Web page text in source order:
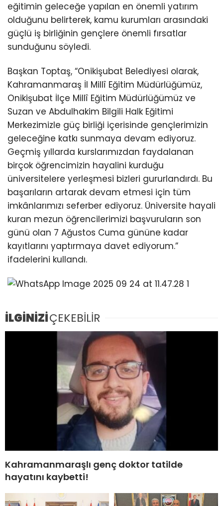
eğitimin geleceğe yapılan en önemli yatırım
olduğunu belirterek, kamu kurumları arasındaki
güçlü iş birliğinin gençlere önemli fırsatlar
sunduğunu söyledi.
Başkan Toptaş, “Onikişubat Belediyesi olarak,
Kahramanmaraş İl Millî Eğitim Müdürlüğümüz,
Onikişubat İlçe Millî Eğitim Müdürlüğümüz ve
Suzan ve Abdulhakim Bilgili Halk Eğitimi
Merkezimizle güç birliği içerisinde gençlerimizin
geleceğine katkı sunmaya devam ediyoruz.
Geçmiş yıllarda kurslarımızdan faydalanan
birçok öğrencimizin hayalini kurduğu
üniversitelere yerleşmesi bizleri gururlandırdı. Bu
başarıların artarak devam etmesi için tüm
imkânlarımızı seferber ediyoruz. Üniversite hayali
kuran mezun öğrencilerimizi başvuruların son
günü olan 7 Ağustos Cuma gününe kadar
kayıtlarını yaptırmaya davet ediyorum.”
ifadelerini kullandı.
İLGİNİZİÇEKEBİLİR
Kahramanmaraşlı genç doktor tatilde
hayatını kaybetti!